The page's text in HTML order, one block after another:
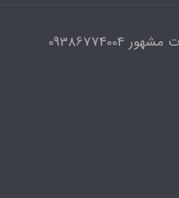
09386774004